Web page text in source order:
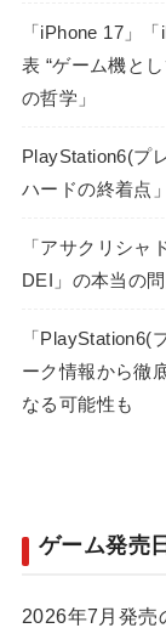
「iPhone 17」
表 “ゲーム機と
の哲学」
PlayStation6(プ
ハードの終着点
「アサクリシャ
DEI」の本当の
「PlayStation6(
ーク情報から徹
なる可能性も
ゲーム発売
2026年7月発売